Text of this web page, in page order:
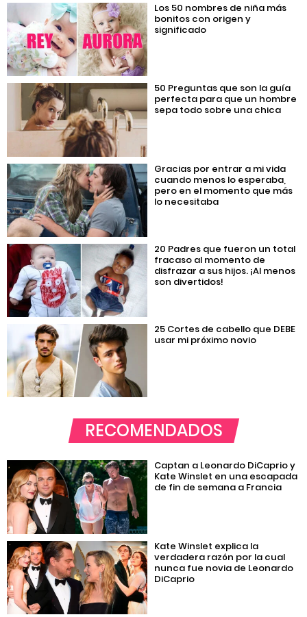
Los 50 nombres de niña más
bonitos con origen y
significado
50 Preguntas que son la guía
perfecta para que un hombre
sepa todo sobre una chica
Gracias por entrar a mi vida
cuando menos lo esperaba,
pero en el momento que más
lo necesitaba
20 Padres que fueron un total
fracaso al momento de
disfrazar a sus hijos. ¡Al menos
son divertidos!
25 Cortes de cabello que DEBE
usar mi próximo novio
RECOMENDADOS
Captan a Leonardo DiCaprio y
Kate Winslet en una escapada
de fin de semana a Francia
Kate Winslet explica la
verdadera razón por la cual
nunca fue novia de Leonardo
DiCaprio